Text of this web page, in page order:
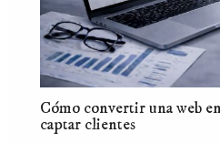
Cómo convertir una web
captar clientes